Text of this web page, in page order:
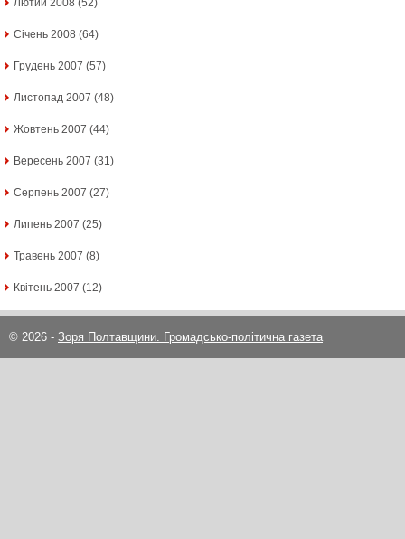
Лютий 2008 (52)
Січень 2008 (64)
Грудень 2007 (57)
Листопад 2007 (48)
Жовтень 2007 (44)
Вересень 2007 (31)
Серпень 2007 (27)
Липень 2007 (25)
Травень 2007 (8)
Квітень 2007 (12)
© 2026 - Зоря Полтавщини. Громадсько-політична газета